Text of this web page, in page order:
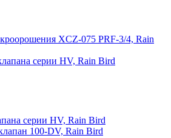
XCZ-075 PRF-3/4, Rain
серии HV, Rain Bird